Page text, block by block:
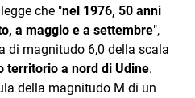
che "nel 1976, 50 anni
a maggio e a settembre",
di magnitudo 6,0 della scala
territorio a nord di Udine.
della magnitudo M di un